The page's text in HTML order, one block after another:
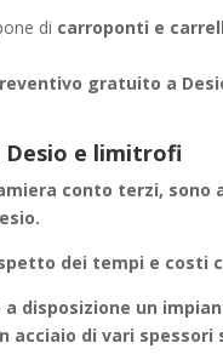
di carroponti e
gratuito a
Desio e limitrofi
conto terzi, sono
dei tempi e costi
disposizione un
acciaio di vari spessori